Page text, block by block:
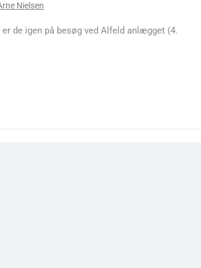
Nielsen
er de igen på besøg ved Alfeld anlægget (4.